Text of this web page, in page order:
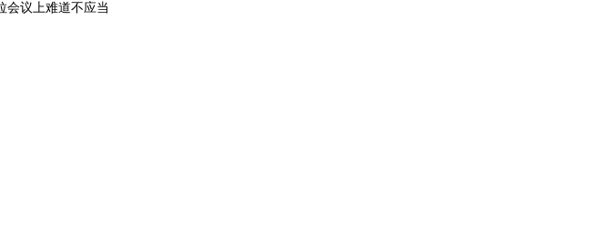
会议上难道不应当